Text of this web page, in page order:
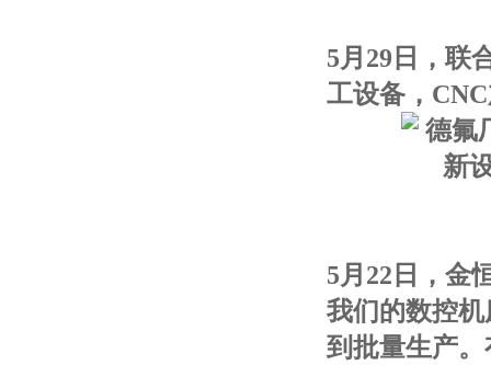
5月29日，联
工设备，
5月22日，金
我们的数控
到批量生产